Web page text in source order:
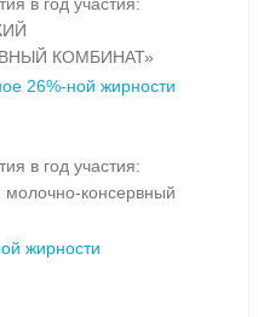
в год участия:
КОМБИНАТ»
26%-ной жирности
в год участия:
консервный
жирности